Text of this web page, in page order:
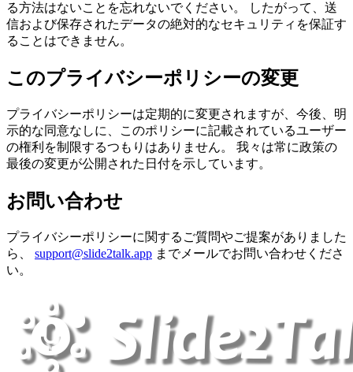
る方法はないことを忘れないでください。 したがって、送
信および保存されたデータの絶対的なセキュリティを保証す
ることはできません。
このプライバシーポリシーの変更
プライバシーポリシーは定期的に変更されますが、今後、明
示的な同意なしに、このポリシーに記載されているユーザー
の権利を制限するつもりはありません。 我々は常に政策の
最後の変更が公開された日付を示しています。
お問い合わせ
プライバシーポリシーに関するご質問やご提案がありました
ら、 support@slide2talk.app までメールでお問い合わせくださ
い。